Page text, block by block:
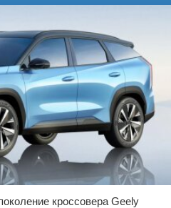
кроссовера Geely